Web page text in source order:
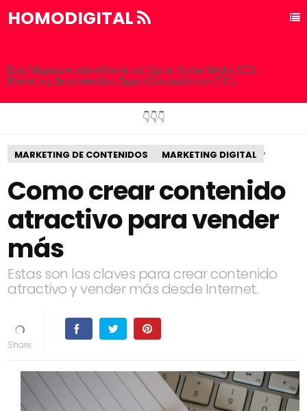
HOMODIGITAL
Blog Magazine sobre Marketing Digital, Social Media, SEO,
Marketing de contenidos, Apps y Educación con TIC´s
👇👇👇
MARKETING DE CONTENIDOS ,
MARKETING DIGITAL
Como crear contenido
atractivo para vender
más
Estas son las claves para crear contenido
atractivo y vender más desde Internet.